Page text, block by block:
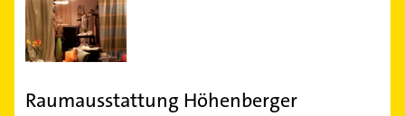
Raumausstattung Höhenberger